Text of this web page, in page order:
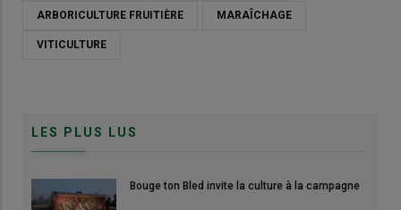
ARBORICULTURE FRUITIÈRE MARAÎCHAGE
VITICULTURE
LES PLUS LUS
Bouge ton Bled invite la culture à la campagne